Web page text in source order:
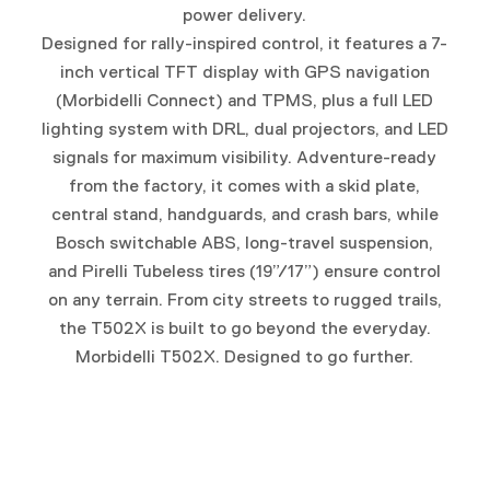
power delivery.
Designed for rally-inspired control, it features a 7-
inch vertical TFT display with GPS navigation
(Morbidelli Connect) and TPMS, plus a full LED
lighting system with DRL, dual projectors, and LED
signals for maximum visibility. Adventure-ready
from the factory, it comes with a skid plate,
central stand, handguards, and crash bars, while
Bosch switchable ABS, long-travel suspension,
and Pirelli Tubeless tires (19”/17”) ensure control
on any terrain. From city streets to rugged trails,
the T502X is built to go beyond the everyday.
Morbidelli T502X. Designed to go further.